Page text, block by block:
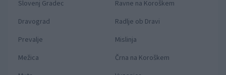
Slovenj Gradec
Ravne na Koroškem
Dravograd
Radlje ob Dravi
Prevalje
Mislinja
Mežica
Črna na Koroškem